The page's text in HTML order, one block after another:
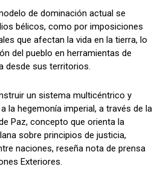
de dominación actual se
bélicos, como por imposiciones
que afectan la vida en la tierra, lo
del pueblo en herramientas de
desde sus territorios.
un sistema multicéntrico y
la hegemonía imperial, a través de la
Paz, concepto que orienta la
sobre principios de justicia,
naciones, reseña nota de prensa
Exteriores.